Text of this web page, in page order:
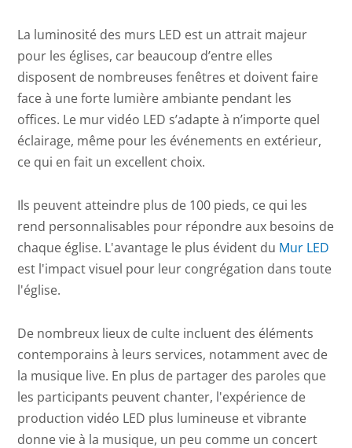
La luminosité des murs LED est un attrait majeur
pour les églises, car beaucoup d’entre elles
disposent de nombreuses fenêtres et doivent faire
face à une forte lumière ambiante pendant les
offices. Le mur vidéo LED s’adapte à n’importe quel
éclairage, même pour les événements en extérieur,
ce qui en fait un excellent choix.
Ils peuvent atteindre plus de 100 pieds, ce qui les
rend personnalisables pour répondre aux besoins de
chaque église. L'avantage le plus évident du Mur LED
est l'impact visuel pour leur congrégation dans toute
l'église.
De nombreux lieux de culte incluent des éléments
contemporains à leurs services, notamment avec de
la musique live. En plus de partager des paroles que
les participants peuvent chanter, l'expérience de
production vidéo LED plus lumineuse et vibrante
donne vie à la musique, un peu comme un concert